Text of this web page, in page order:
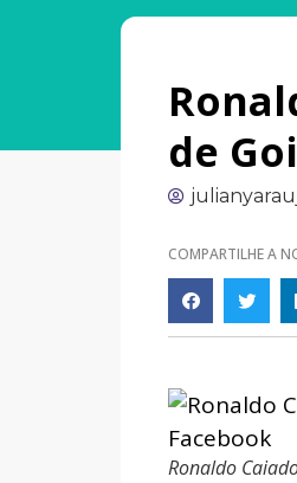
de
COMPARTILHE A
Ronaldo